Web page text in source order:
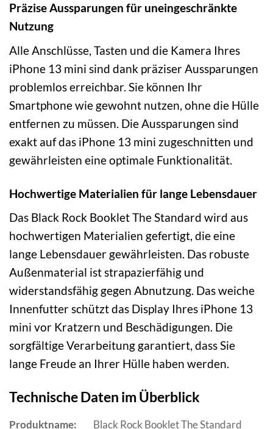
Präzise Aussparungen für uneingeschränkte
Nutzung
Alle Anschlüsse, Tasten und die Kamera Ihres
iPhone 13 mini sind dank präziser Aussparungen
problemlos erreichbar. Sie können Ihr
Smartphone wie gewohnt nutzen, ohne die Hülle
entfernen zu müssen. Die Aussparungen sind
exakt auf das iPhone 13 mini zugeschnitten und
gewährleisten eine optimale Funktionalität.
Hochwertige Materialien für lange Lebensdauer
Das Black Rock Booklet The Standard wird aus
hochwertigen Materialien gefertigt, die eine
lange Lebensdauer gewährleisten. Das robuste
Außenmaterial ist strapazierfähig und
widerstandsfähig gegen Abnutzung. Das weiche
Innenfutter schützt das Display Ihres iPhone 13
mini vor Kratzern und Beschädigungen. Die
sorgfältige Verarbeitung garantiert, dass Sie
lange Freude an Ihrer Hülle haben werden.
Technische Daten im Überblick
Produktname:
Black Rock Booklet The Standard